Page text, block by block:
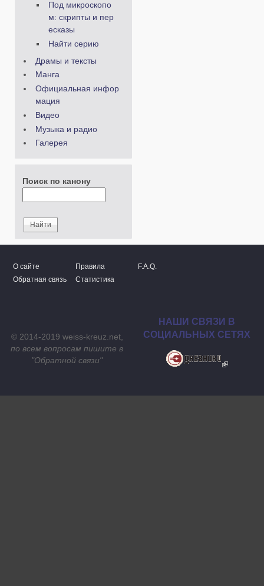
Под микроскопо
м: скрипты и пер
есказы
Найти серию
Драмы и тексты
Манга
Официальная инфор
мация
Видео
Музыка и радио
Галерея
Поиск по канону
О сайте Правила
F.A.Q.
Обратная связь
Статистика
© 2014-2019 weiss-kreuz.net,
по всем вопросам пишите в
"Обратной связи"
НАШИ СВЯЗИ В
СОЦИАЛЬНЫХ СЕТЯХ